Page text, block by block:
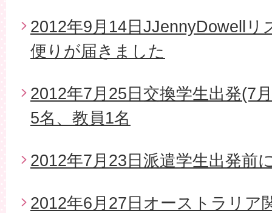
2012年9月14日JJennyDowellリ
便りが届きました
2012年7月25日交換学生出発(7
5名、教員1名
2012年7月23日派遣学生出発前
2012年6月27日オーストラリア